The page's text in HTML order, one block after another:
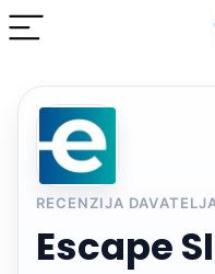
RECENZIJA
Escape